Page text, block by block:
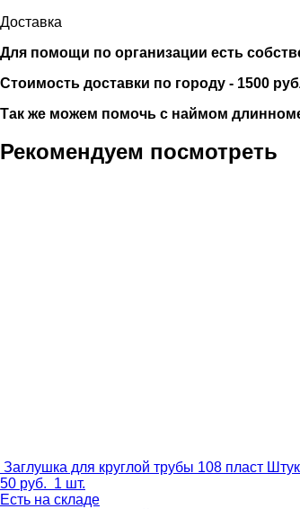
Доставка
Для помощи по организации есть
Стоимость доставки по городу - 1500
Так же можем помочь с наймом
Рекомендуем посмотреть
Заглушка для круглой трубы 108 пласт
50 руб. 1 шт.
Есть на складе